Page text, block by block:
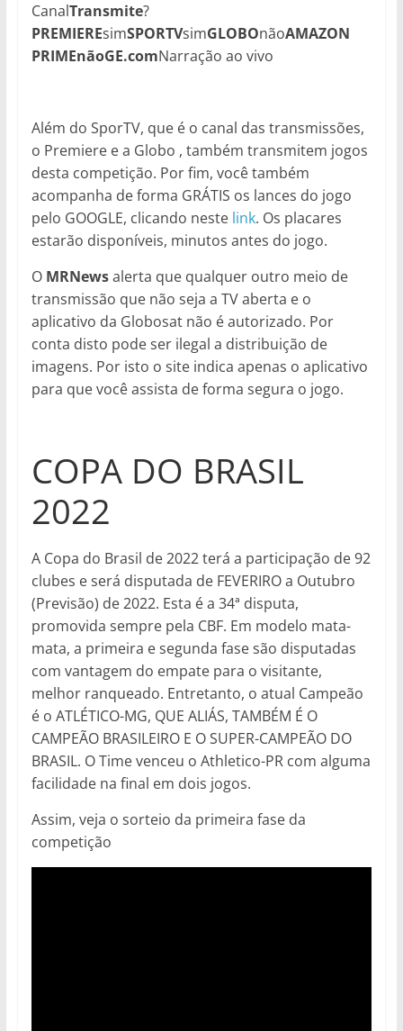
CanalTransmite?
PREMIEREsimSPORTVsimGLOBOnãoAMAZON
PRIMEnãoGE.comNarração ao vivo
Além do SporTV, que é o canal das transmissões,
o Premiere e a Globo , também transmitem jogos
desta competição. Por fim, você também
acompanha de forma GRÁTIS os lances do jogo
pelo GOOGLE, clicando neste link. Os placares
estarão disponíveis, minutos antes do jogo.
O MRNewsalerta que qualquer outro meio de
transmissão que não seja a TV aberta e o
aplicativo da Globosat não é autorizado. Por
conta disto pode ser ilegal a distribuição de
imagens. Por isto o site indica apenas o aplicativo
para que você assista de forma segura o jogo.
COPA DO BRASIL
2022
A Copa do Brasil de 2022 terá a participação de 92
clubes e será disputada de FEVERIRO a Outubro
(Previsão) de 2022. Esta é a 34ª disputa,
promovida sempre pela CBF. Em modelo mata-
mata, a primeira e segunda fase são disputadas
com vantagem do empate para o visitante,
melhor ranqueado. Entretanto, o atual Campeão
é o ATLÉTICO-MG, QUE ALIÁS, TAMBÉM É O
CAMPEÃO BRASILEIRO E O SUPER-CAMPEÃO DO
BRASIL. O Time venceu o Athletico-PR com alguma
facilidade na final em dois jogos.
Assim, veja o sorteio da primeira fase da
competição